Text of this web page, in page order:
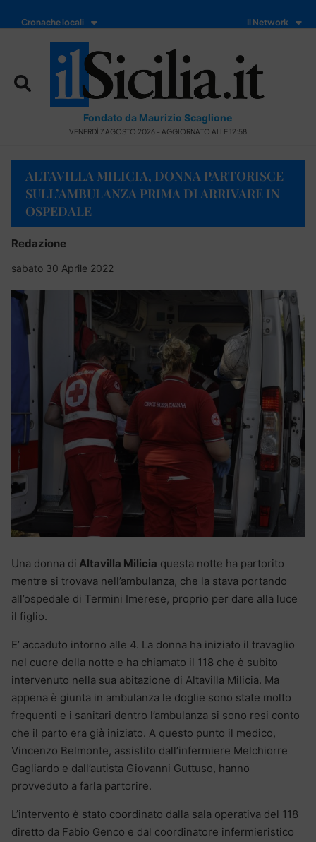
Cronache locali Il Network
Fondato da Maurizio Scaglione
VENERDÌ 7 AGOSTO 2026 - AGGIORNATO ALLE 12:58
ALTAVILLA MILICIA, DONNA PARTORISCE
SULL’AMBULANZA PRIMA DI ARRIVARE IN
OSPEDALE
Redazione
sabato 30 Aprile 2022
Una donna di Altavilla Milicia questa notte ha partorito
mentre si trovava nell’ambulanza, che la stava portando
all’ospedale di Termini Imerese, proprio per dare alla luce
il figlio.
E’ accaduto intorno alle 4. La donna ha iniziato il travaglio
nel cuore della notte e ha chiamato il 118 che è subito
intervenuto nella sua abitazione di Altavilla Milicia. Ma
appena è giunta in ambulanza le doglie sono state molto
frequenti e i sanitari dentro l’ambulanza si sono resi conto
che il parto era già iniziato. A questo punto il medico,
Vincenzo Belmonte, assistito dall’infermiere Melchiorre
Gagliardo e dall’autista Giovanni Guttuso, hanno
provveduto a farla partorire.
L’intervento è stato coordinato dalla sala operativa del 118
diretto da Fabio Genco e dal coordinatore infermieristico